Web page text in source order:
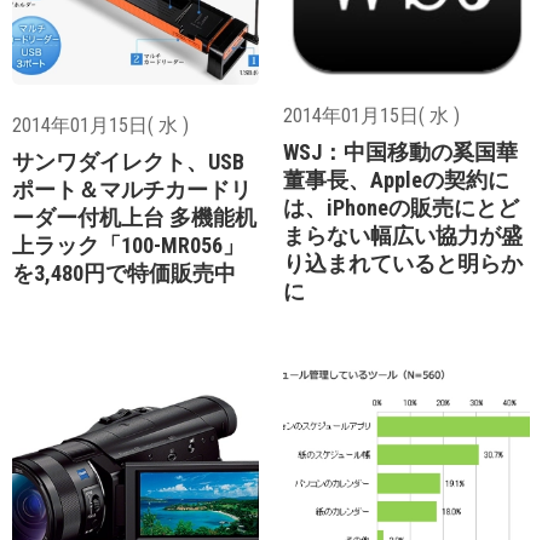
2014年01月15日( 水 )
サンワダイレクト、USB
ポート＆マルチカードリ
ーダー付机上台 多機能机
上ラック「100-MR056」
を3,480円で特価販売中
2014年01月15日( 水 )
WSJ：中国移動の奚国華
董事長、Appleの契約に
は、iPhoneの販売にとど
まらない幅広い協力が盛
り込まれていると明らか
に